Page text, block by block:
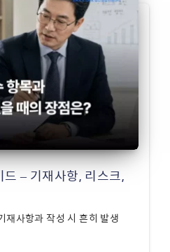
– 기재사항, 리스크,
재사항과 작성 시 흔히 발생